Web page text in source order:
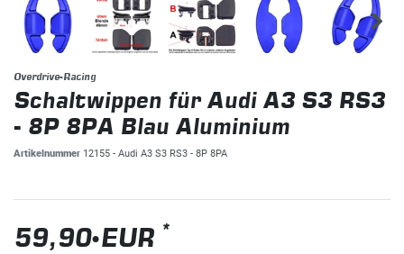
Overdrive-Racing
Schaltwippen für Audi A3 S3 RS3
- 8P 8PA Blau Aluminium
Artikelnummer 12155 - Audi A3 S3 RS3 - 8P 8PA
59,90 EUR *